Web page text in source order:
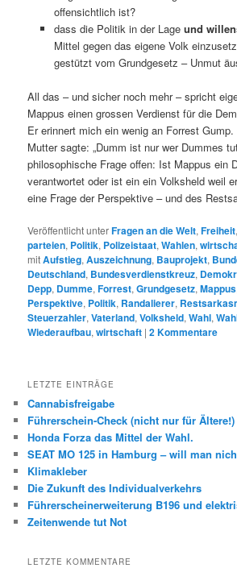
offensichtlich ist?
dass die Politik in der Lage und
Mittel gegen das eigene Volk
gestützt vom Grundgesetz – Unmut
All das – und sicher noch mehr – spricht
Mappus einen grossen Verdienst für die
Er erinnert mich ein wenig an Forrest
Mutter sagte: „Dumm ist nur wer Dummes
philosophische Frage offen: Ist Mappus ein
verantwortet oder ist ein ein Volksheld weil
eine Frage der Perspektive – und des
Veröffentlicht unterFragen an die Welt,Freiheit
parteien, Politik, Polizeistaat,Wahlen,
mitAufstieg,Auszeichnung, Bauprojekt,
Deutschland, Bundesverdienstkreuz,
Depp, Dumme,Forrest,Grundgesetz,Mappus
Perspektive, Politik, Randalierer,
Steuerzahler,Vaterland,Volksheld,Wahl,
Wiederaufbau,wirtschaft |2Kommentare
LETZTE EINTRÄGE
Cannabisfreigabe
Führerschein-Check (nicht nur für Ältere!)
Honda Forza das Mittel der Wahl.
SEAT MO 125 in Hamburg – will man
Klimakleber
Die Zukunft des Individualverkehrs
Führerscheinerweiterung B196 und
Zeitenwende tut Not
LETZTE KOMMENTARE